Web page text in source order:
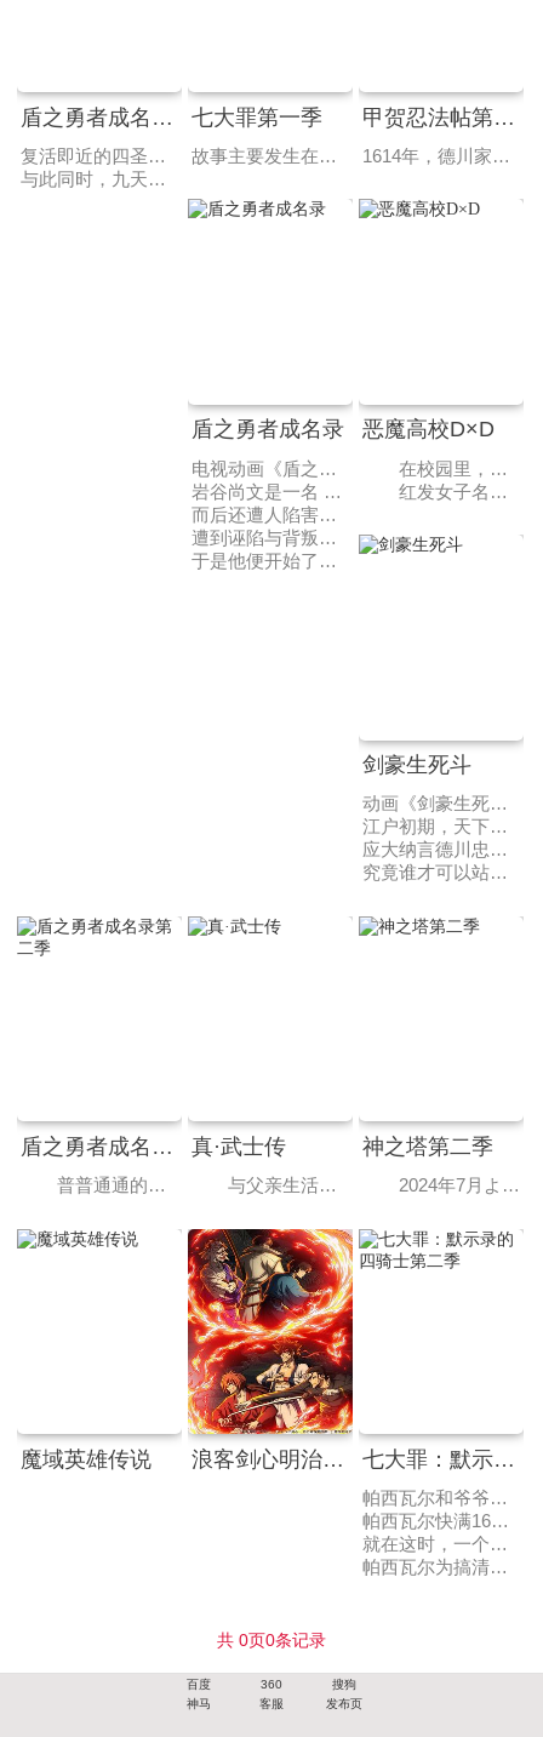
盾之勇者成名录第四季
复活即近的四圣兽「凤凰」之战临近，为此而准备的盾之勇者·岩谷尚文，为了联合彼此敌对的四位勇者之力，与另外三位勇者进行对话，最终达成了和解。然而——拉芙塔莉雅却被误解为有意篡夺王位的野心者……并因此成为名为九天楼之国的刺客的暗杀目标。为了与九天楼展开对话，尚文前往唯一与其有交流的亚人之国——希尔托贝尔特。虽然受到了信任盾之勇者的人民的热烈欢迎，但希尔托贝尔特也并非上下一心，有部分人并不欢迎尚文一行的来访。
与此同时，九天楼也因政局不稳，将怒火倾泻于拉芙塔莉雅所处的种族之上。在混乱交织的局势中，尚文将带领伙伴引领出光明之路——。
七大罪第一季
故事主要发生在虚构的大陆布里塔利亚上的国家里昂妮丝王国，王国的圣骑士们为了准备传说中的圣战而进行军备强化，然而圣骑士团的诸多暴行使得整个国家民不聊生，甚至发动政变囚禁了国王。担忧着国家现状的第三王女伊丽莎白，将救国的希望寄托于十年前因涉嫌颠覆王国而被通缉的骑士团七大罪从而独自踏上寻找的旅程。注定无果的旅程中，疲惫不堪的伊丽莎白误入某个酒店，被酒店的主人、一名金发少年救下，这名少年正是七大罪的团长。在将公主从追兵的危机中解救出来后，他们踏上了拯救国家未来的旅途。七原罪/七大罪迅雷下载和在线观看请来琪琪看片网。
甲贺忍法帖第一季
1614年，德川家康73岁，年迈的他必须在两个儿子之间为他的将军之位选一名继承人。难以决断的德川家康将决定的权利交给当时势均力敌的两大忍术宗家，它们分别是甲贺流和伊贺流。在前人服部半藏的调解下，曾经水火不容的两家签下了“不战条约”，但在权利和政治的挑拨之下，条约被撕毁了。 两家各派出十名忍者，他们要相互残杀直至仅剩一方幸存，而幸存方所支持的对象即可成为下一代将军。其中，甲贺流的头领甲贺玄之介（鸟海浩辅 配音）与伊贺流的头领胧（水树奈奈 配音）在战前曾经是两情相悦的恋人，与此同时，甲贺流与伊贺流的一些成员之间也有着复杂的感情纠葛。但是此时此刻，仿佛被丝线牵引的人偶，他们必须摒弃所有的感情，展开一场血腥残酷的厮杀。
盾之勇者成名录
电视动画《盾之勇者成名录》改编自アネコ ユサギ著作的同名轻小说作品，于2017年6月宣布动画化。由KINEMA CITRUS负责制作，于2019年1月播出。
岩谷尚文是一名 20 岁的大二学生，在图书馆无意间发现了一本《四圣武器书》结果被召唤到了一个异世界当中，还莫名其妙的就成为了“盾之勇者”，但是在这个世界中盾被认为是没什么用的武器。
而后还遭人陷害被诬陷为强暴犯。
遭到诬陷与背叛的尚文变得不信任他人，只会信任被奴隶纹束缚的奴隶。
于是他便开始了开局就极其不友好的异世界冒险的旅程。
恶魔高校D×D
在校园里，兵藤一诚（尾裕贵 配音）“大色狼”的“美名”广为流传，托它的福，一诚至今任然过着没有女朋友的孤苦生活。这注定是不寻常的一日，首先，一诚居然收到了来自美少女的告白；然后，当一诚正准备开始他梦寐以求的幸福约会时，他被果断的杀死了！当一诚再次睁开眼时，面前的红发女子告诉一诚，是她复活了已经死去的他，并且从今天开始，他将成为她的奴仆。
红发女子名叫莉雅丝（日笠阳子 配音），其真实身份是一名恶魔。袭击一诚的女子隶属“堕天使”的行列，从莉雅丝口中的“战争”和“神器”等艰涩的名词，以及接连不断的，来自于堕天使们的攻击中，一诚知道，自己单纯快乐的校园生活即将画上句点。
剑豪生死斗
动画《剑豪生死斗》改编自南條範夫原作的同名漫画。
江户初期，天下太平。
应大纳言德川忠长的命令，一直都是以木剑来进行的殿前比武改为使用真剑。参加这一场比武的是岩本虎眼道场的同门——独臂的藤木源之助和盲眼的伊良子清玄。
究竟谁才可以站在武士道的顶点？残酷的命运开始了……
盾之勇者成名录第二季
普普通通的大学生——岩谷尚文受到召唤来到异世界，成为了四圣勇者之一——“盾之勇者”。尽管蒙受不白之冤，多次遭到迫害，他依旧和拉芙塔莉雅、菲洛和梅尔蒂这几个好伙伴齐心协力，从威胁世界的灾厄“浪潮”中保护着人们。在自身的努力和梅洛马格女王的帮助下，尚文恢复了名誉，获得了自己的领地，并为应对即将再次袭来的浪潮进行着准备。然而，在梅洛马格东方的灵龟国，能带来前所未有灾难的魔物——灵龟复活了。尚文接受了女王讨伐灵龟的委托，一行人带上新加入的队友莉西亚前往灵龟国。在联军陆续集结之时，灵龟国国王侧室——奥斯特·蓬莱摄政王妃出现在了尚文面前。尚文从她口中得知，灵龟是被人以非常规方式复活的。他们究竟能否讨伐灵龟，揪出幕后黑手呢？
真·武士传
与父亲生活在森林的少年铁剑，想成为天下第一剑士。在一次偶然中，他被大猩猩追击无意间到达城市，与被“剑”的魔力影响而成为鬼的高中生剑道高手鬼丸猛产生斗争，开启了寻找“剑”的旅途。
神之塔第二季
2024年7月より放送決定。原作でも人気の「王子の帰還」「工房戦」の２エピソードが描かれます。
魔域英雄传说 浪客剑心明治剑客浪漫谭第二季 七大罪：默示录的四骑士第二季
帕西瓦尔和爷爷瓦基斯住在荒芜的边境之地，过着悠闲的生活。
帕西瓦尔快满16之时，爷爷问他是否要去冒险，看看外面神奇的世界，帕西瓦尔虽然以要陪爷爷为由，拒绝了冒险，但内心依旧是向往冒险的。
就在这时，一个叫伊隆希德的男人找上门来，杀害了爷爷，而这个男人正是帕西瓦尔的父亲。
帕西瓦尔为搞清真相，踏上了旅途……
共 0页0条记录
百度 360
搜狗
神马
客服 发布页